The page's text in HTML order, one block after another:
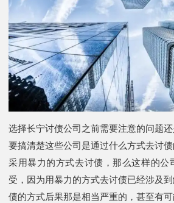
选择长宁讨债公司之前需要注意的问题
要搞清楚这些公司是通过什么方式去讨
采用暴力的方式去讨债，那么这样的公
受，因为用暴力的方式去讨债已经涉及
债的方式后果那是相当严重的，甚至有